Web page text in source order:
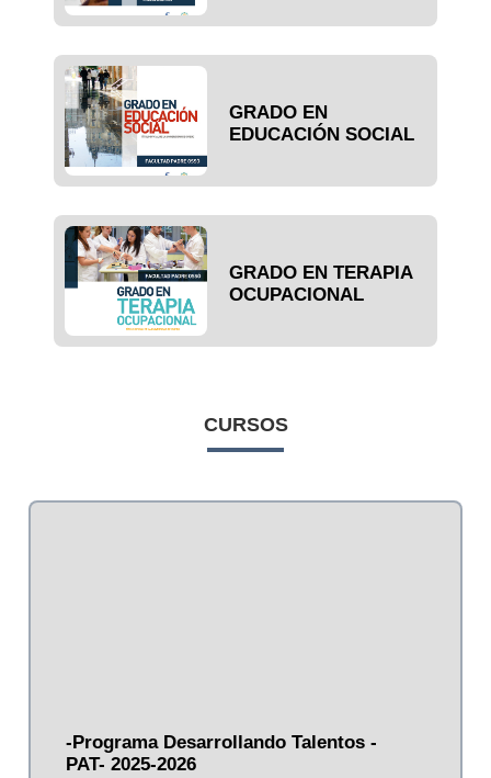
GRADO EN
EDUCACIÓN SOCIAL
GRADO EN TERAPIA
OCUPACIONAL
CURSOS
-Programa Desarrollando Talentos -
PAT- 2025-2026